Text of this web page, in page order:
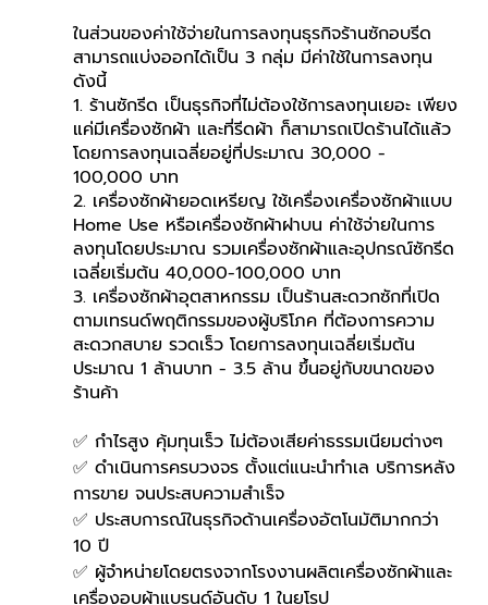
ในส่วนของค่าใช้จ่ายในการลงทุนธุรกิจร้านซักอบรีด
สามารถแบ่งออกได้เป็น 3 กลุ่ม มีค่าใช้ในการลงทุน
ดังนี้
1. ร้านซักรีด เป็นธุรกิจที่ไม่ต้องใช้การลงทุนเยอะ เพียง
แค่มีเครื่องซักผ้า และที่รีดผ้า ก็สามารถเปิดร้านได้แล้ว
โดยการลงทุนเฉลี่ยอยู่ที่ประมาณ 30,000 -
100,000 บาท
2. เครื่องซักผ้ายอดเหรียญ ใช้เครื่องเครื่องซักผ้าแบบ
Home Use หรือเครื่องซักผ้าฝาบน ค่าใช้จ่ายในการ
ลงทุนโดยประมาณ รวมเครื่องซักผ้าและอุปกรณ์ซักรีด
เฉลี่ยเริ่มต้น 40,000-100,000 บาท
3. เครื่องซักผ้าอุตสาหกรรม เป็นร้านสะดวกซักที่เปิด
ตามเทรนด์พฤติกรรมของผู้บริโภค ที่ต้องการความ
สะดวกสบาย รวดเร็ว โดยการลงทุนเฉลี่ยเริ่มต้น
ประมาณ 1 ล้านบาท - 3.5 ล้าน ขึ้นอยู่กับขนาดของ
ร้านค้า
✅ กำไรสูง คุ้มทุนเร็ว ไม่ต้องเสียค่าธรรมเนียมต่างๆ
✅ ดำเนินการครบวงจร ตั้งแต่แนะนำทำเล บริการหลัง
การขาย จนประสบความสำเร็จ
✅ ประสบการณ์ในธุรกิจด้านเครื่องอัตโนมัติมากกว่า
10 ปี
✅ ผู้จำหน่ายโดยตรงจากโรงงานผลิตเครื่องซักผ้าและ
เครื่องอบผ้าแบรนด์อันดับ 1 ในยุโรป